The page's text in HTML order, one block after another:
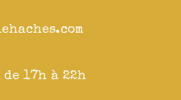
17h à 22h